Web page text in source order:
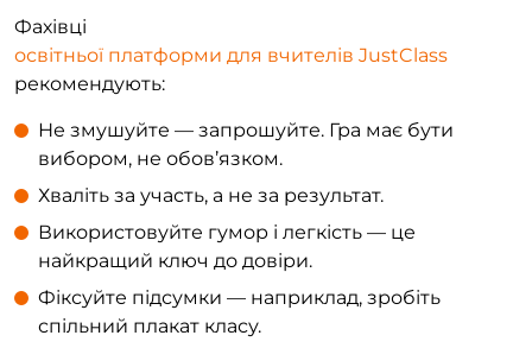
Фахівці
освітньої платформи для вчителів JustClass
рекомендують:
Не змушуйте — запрошуйте. Гра має бути
вибором, не обов’язком.
Хваліть за участь, а не за результат.
Використовуйте гумор і легкість — це
найкращий ключ до довіри.
Фіксуйте підсумки — наприклад, зробіть
спільний плакат класу.